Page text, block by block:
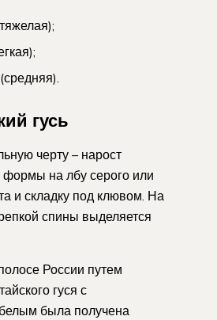
гусь
черту – нарост
на лбу серого или
и складку под клювом. На
спины выделяется
России путем
гуся с
была получена